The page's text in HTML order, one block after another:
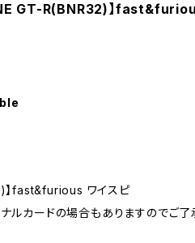
GT-R(BNR32)】
】fast&furious ワイスピ
ルカードの場合もありますのでご了